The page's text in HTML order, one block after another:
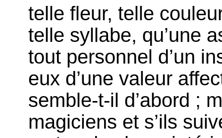
telle fleur, telle
telle syllabe, qu’une
tout personnel d’un
eux d’une valeur
semble-t-il d’abord ;
magiciens et s’ils